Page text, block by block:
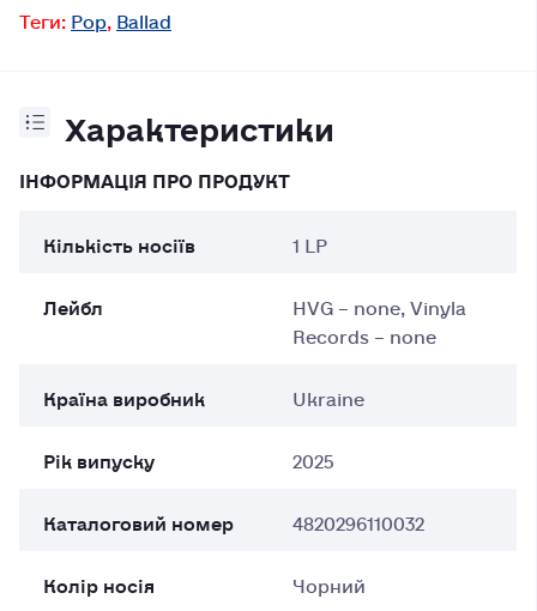
Теги:Pop Ballad
Характеристики
ІНФОРМАЦІЯ ПРО ПРОДУКТ
Кількість носіїв
1 LP
Лейбл
HVG – none, Vinyla
Records – none
Країна виробник
Ukraine
Рік випуску
2025
Каталоговий номер
4820296110032
Колір носія
Чорний